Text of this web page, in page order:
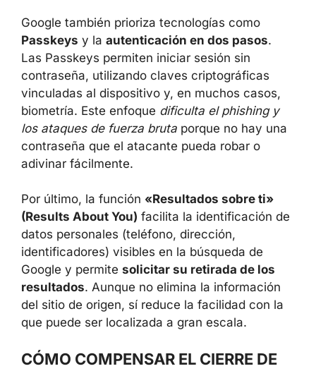
personales.
Google también prioriza tecnologías como
Passkeysy laautenticación en dos pasos.
Las Passkeys permiten iniciar sesión sin
contraseña, utilizando claves criptográficas
vinculadas al dispositivo y, en muchos casos,
biometría. Este enfoquedificulta el phishing y
los ataques de fuerza bruta
o adivinar fácilmente.
Por último, la función«Resultados sobre ti»
(Results About You)facilita la identificación
de datos personales (teléfono, dirección,
identificadores) visibles en la búsqueda de
Google y permitesolicitar su retirada de los
resultados . Aunque no elimina la información
que puede ser localizada a gran escala.